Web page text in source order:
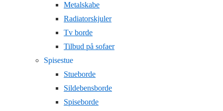
Metalskabe
Radiatorskjuler
Tv borde
Tilbud på sofaer
Spisestue
Stueborde
Sildebensborde
Spiseborde